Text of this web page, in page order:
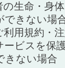
の生命・身
できない場
利用規約・
ービスを保
きない場合